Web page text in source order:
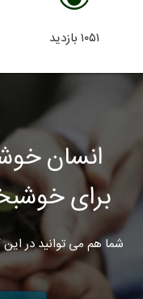
۱۰۵۱ بازدید
انسان
برای
شما هم می توانید در